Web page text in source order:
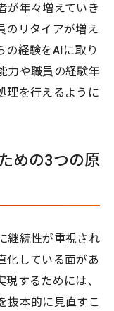
が年々増えていき
のリタイアが増え
の経験をAIに取り
力や職員の経験年
理を行えるように
めの3つの原
継続性が重視され
化している面があ
するためには、
抜本的に見直すこ